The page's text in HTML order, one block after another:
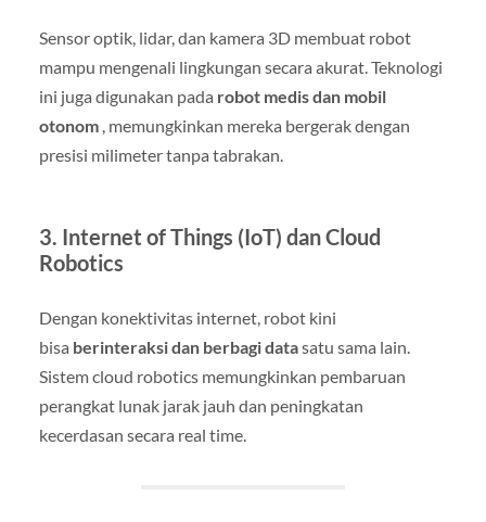
Sensor optik, lidar, dan kamera 3D membuat robot
mampu mengenali lingkungan secara akurat. Teknologi
ini juga digunakan pada robot medis dan mobil
otonom , memungkinkan mereka bergerak dengan
presisi milimeter tanpa tabrakan.
3. Internet of Things (IoT) dan Cloud
Robotics
Dengan konektivitas internet, robot kini
bisa berinteraksi dan berbagi datasatu sama lain.
Sistem cloud robotics memungkinkan pembaruan
perangkat lunak jarak jauh dan peningkatan
kecerdasan secara real time.